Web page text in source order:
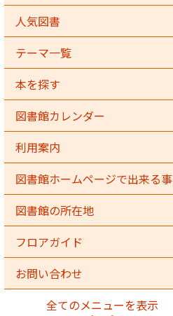
人気図書
テーマ一覧
本を探す
図書館カレンダー
利用案内
図書館ホームページで出来る事
図書館の所在地
フロアガイド
お問い合わせ
全てのメニューを表示